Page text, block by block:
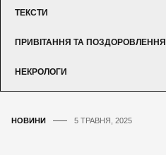
ТЕКСТИ
ПРИВІТАННЯ ТА ПОЗДОРОВЛЕННЯ
НЕКРОЛОГИ
НОВИНИ 5 ТРАВНЯ, 2025